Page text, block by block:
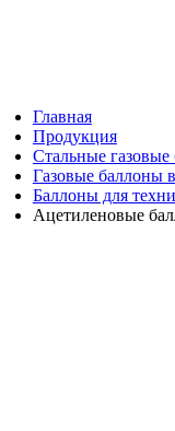
Главная
Продукция
Стальные
Газовые баллоны
Баллоны для
Ацетиленовые